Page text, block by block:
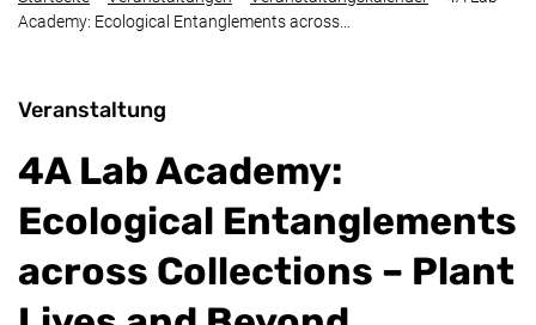
Academy: Ecological Entanglements across…
Veranstaltung
4A Lab Academy:
Ecological Entanglements
across Collections – Plant